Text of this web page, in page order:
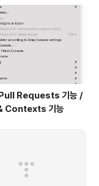
Requests 기능 /
Contexts 기능